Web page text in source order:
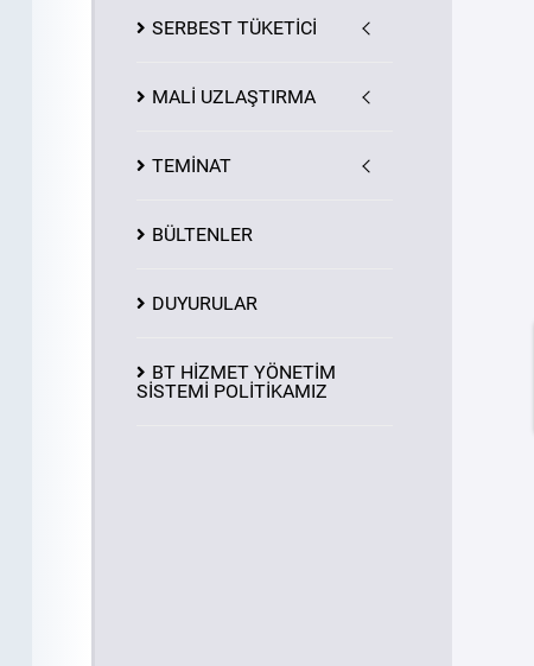
SERBEST TÜKETİCİ
MALİ UZLAŞTIRMA
TEMİNAT
BÜLTENLER
DUYURULAR
BT HİZMET YÖNETİM
SİSTEMİ POLİTİKAMIZ